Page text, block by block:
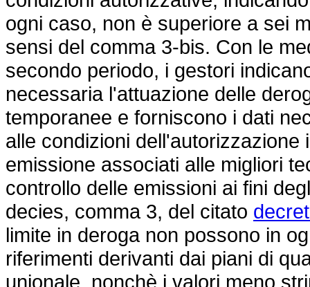
ogni caso, non è superiore a sei
sensi del comma 3-bis. Con le
secondo periodo, i gestori
necessaria l'attuazione delle
temporanee e forniscono i dati
alle condizioni dell'autorizzazione
emissione associati alle migliori
controllo delle emissioni ai fini
decies, comma 3, del citato
limite in deroga non possono in
riferimenti derivanti dai piani di
unionale, nonchè i valori meno